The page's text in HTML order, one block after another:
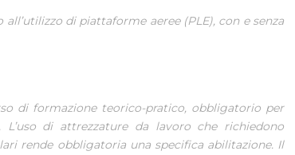
di piattaforme aeree (PLE), con e senza
di formazione teorico-pratico, obbligatorio per
di attrezzature da lavoro che richiedono
rende obbligatoria una specifica abilitazione. Il